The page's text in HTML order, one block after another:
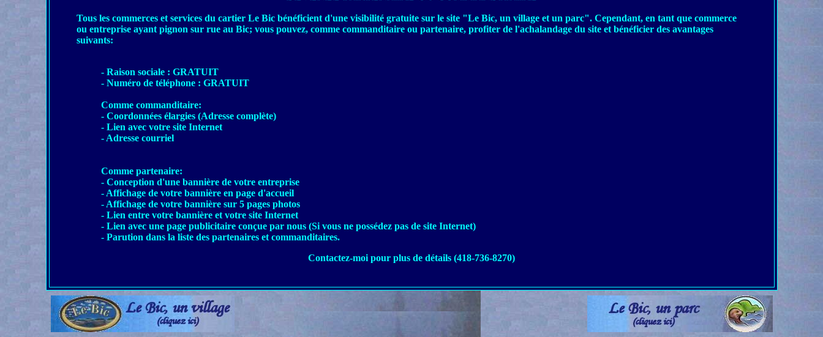
Tous les commerces et services du cartier Le Bic bénéficient d'une visibilité gratuite sur le site "Le Bic, un village et un parc". Cependant, en tant que commerce
ou entreprise ayant pignon sur rue au Bic; vous pouvez, comme commanditaire ou partenaire, profiter de l'achalandage du site et bénéficier des avantages
suivants:
- Raison sociale : GRATUIT
- Numéro de téléphone : GRATUIT
Comme commanditaire:
- Coordonnées élargies (Adresse complète)
- Lien avec votre site Internet
- Adresse courriel
Comme partenaire:
- Conception d'une bannière de votre entreprise
- Affichage de votre bannière en page d'accueil
- Affichage de votre bannière sur 5 pages photos
- Lien entre votre bannière et votre site Internet
- Lien avec une page publicitaire conçue par nous (Si vous ne possédez pas de site Internet)
- Parution dans la liste des partenaires et commanditaires.
Contactez-moi pour plus de détails (418-736-8270)